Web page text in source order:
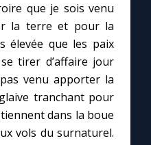
que je sois venu
la terre et pour la
élevée que les paix
tirer d’affaire jour
venu apporter la
tranchant pour
dans la boue
vols du surnaturel.